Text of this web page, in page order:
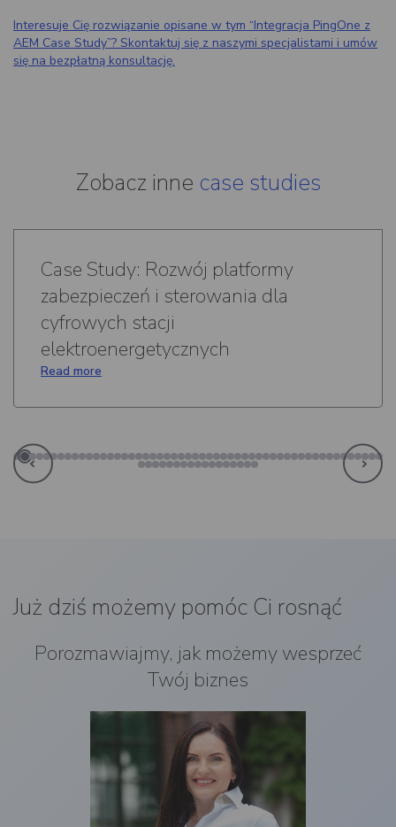
Interesuje Cię rozwiązanie opisane w tym “Integracja PingOne z
AEM Case Study”? Skontaktuj się z naszymi specjalistami i umów
się na bezpłatną konsultację.
Zobacz inne case studies
Case Study: Rozwój platformy
zabezpieczeń i sterowania dla
cyfrowych stacji
elektroenergetycznych
Read more
Już dziś możemy pomóc Ci rosnąć
Porozmawiajmy, jak możemy wesprzeć
Twój biznes